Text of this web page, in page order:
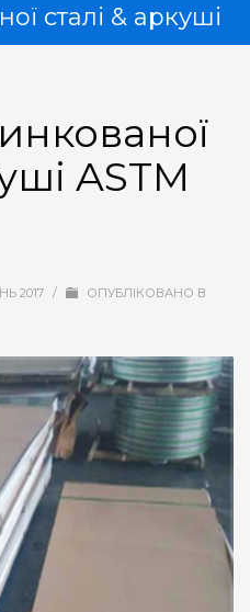
сталі & аркуші
ASTM
2017 /
ОПУБЛІКОВАНО В